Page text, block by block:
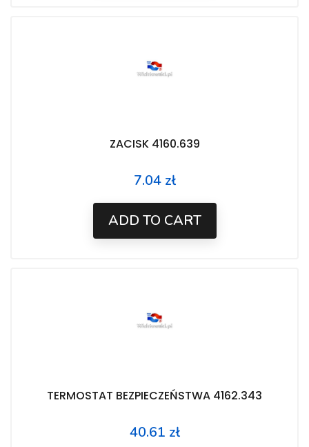
ZACISK 4160.639
Price
7.04 zł
ADD TO CART
TERMOSTAT BEZPIECZEŃSTWA 4162.343
Price
40.61 zł